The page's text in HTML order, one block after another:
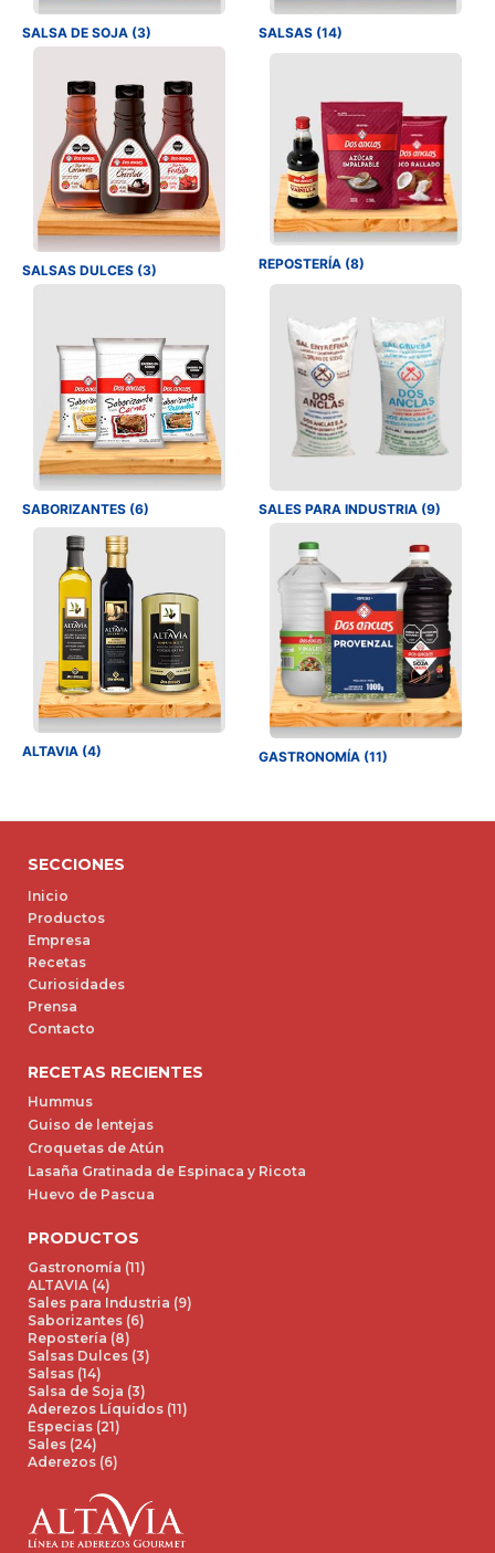
SALSA DE SOJA (3) SALSAS (14)
SALSAS DULCES (3) REPOSTERÍA (8)
SABORIZANTES (6) SALES PARA INDUSTRIA (9)
ALTAVIA (4) GASTRONOMÍA (11)
SECCIONES
Inicio
Productos
Empresa
Recetas
Curiosidades
Prensa
Contacto
RECETAS RECIENTES
Hummus
Guiso de lentejas
Croquetas de Atún
Lasaña Gratinada de Espinaca y Ricota
Huevo de Pascua
PRODUCTOS
Gastronomía (11)
ALTAVIA (4)
Sales para Industria (9)
Saborizantes (6)
Repostería (8)
Salsas Dulces (3)
Salsas (14)
Salsa de Soja (3)
Aderezos Líquidos (11)
Especias (21)
Sales (24)
Aderezos (6)